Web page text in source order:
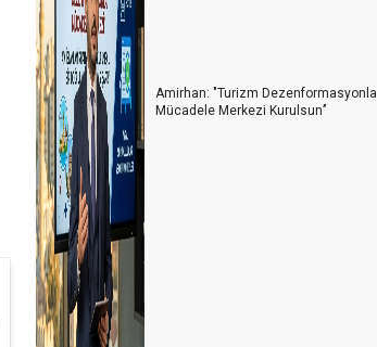
Amirhan: "Turizm Dezenformasyonla
Mücadele Merkezi Kurulsun’’